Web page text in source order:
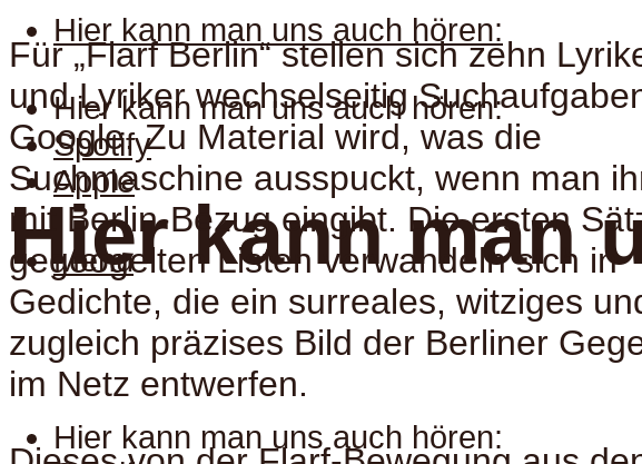
Hier kann man uns auch hören:
Spotify
Apple
Menu
Hier kann man uns auch hören:
Hier kann man
Hier kann man uns auch hören:
Für „Flarf Berlin“ stellen sich zehn
und Lyriker wechselseitig
Google. Zu Material wird, was die
Suchmaschine ausspuckt, wenn man
mit Berlin-Bezug eingibt. Die ersten
gegoogelten Listen verwandeln sich in
Gedichte, die ein surreales, witziges
zugleich präzises Bild der Berliner
im Netz entwerfen.